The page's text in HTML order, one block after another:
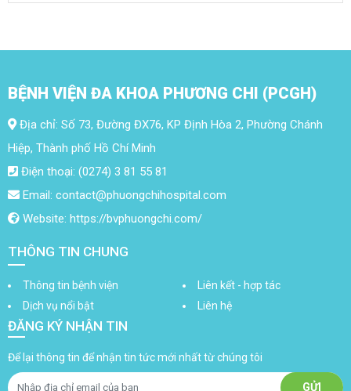
BỆNH VIỆN ĐA KHOA PHƯƠNG CHI (PCGH)
Địa chỉ: Số 73, Đường ĐX76, KP Định Hòa 2, Phường Chánh
Hiệp, Thành phố Hồ Chí Minh
Điện thoại: (0274) 3 81 55 81
Email: contact@phuongchihospital.com
Website: https://bvphuongchi.com/
THÔNG TIN CHUNG
Thông tin bệnh viện
Liên kết - hợp tác
Dịch vụ nổi bật
Liên hệ
ĐĂNG KÝ NHẬN TIN
Để lại thông tin để nhận tin tức mới nhất từ chúng tôi